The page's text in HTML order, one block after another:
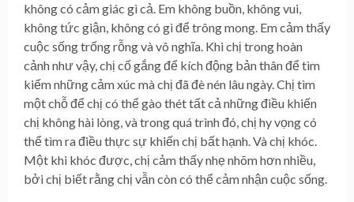
không có cảm giác gì cả. Em không buồn, không vui,
không tức giận, không có gì để trông mong. Em cảm thấy
cuộc sống trống rỗng và vô nghĩa. Khi chị trong hoàn
cảnh như vậy, chị cố gắng để kích động bản thân để tìm
kiếm những cảm xúc mà chị đã đè nén lâu ngày. Chị tìm
một chỗ để chị có thể gào thét tất cả những điều khiến
chị không hài lòng, và trong quá trình đó, chị hy vọng có
thể tìm ra điều thực sự khiến chị bất hạnh. Và chị khóc.
Một khi khóc được, chị cảm thấy nhẹ nhõm hơn nhiều,
bởi chị biết rằng chị vẫn còn có thể cảm nhận cuộc sống.